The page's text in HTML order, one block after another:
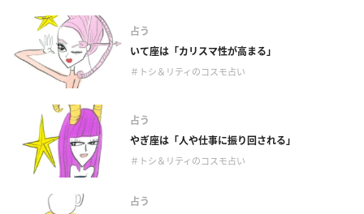
占う
いて座は「カリスマ性が高まる」
＃トシ＆リティのコスモ占い
占う
やぎ座は「人や仕事に振り回される」
＃トシ＆リティのコスモ占い
占う